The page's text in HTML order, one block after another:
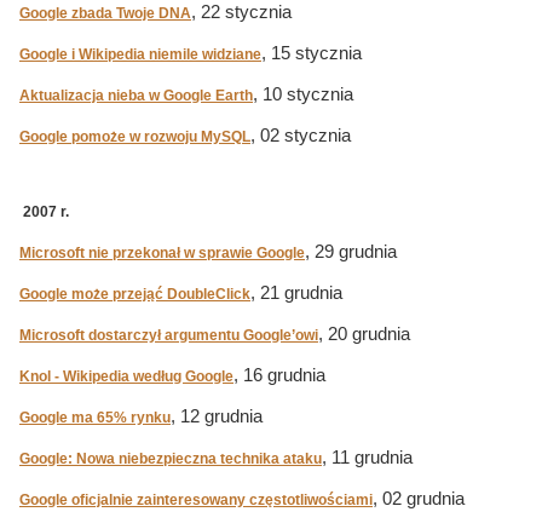
Google zbada Twoje DNA, 22 stycznia
Google i Wikipedia niemile widziane, 15 stycznia
Aktualizacja nieba w Google Earth, 10 stycznia
Google pomoże w rozwoju MySQL, 02 stycznia
2007 r.
Microsoft nie przekonał w sprawie Google, 29 grudnia
Google może przejąć DoubleClick, 21 grudnia
Microsoft dostarczył argumentu Google’owi, 20 grudnia
Knol - Wikipedia według Google, 16 grudnia
Google ma 65% rynku, 12 grudnia
Google: Nowa niebezpieczna technika ataku, 11 grudnia
Google oficjalnie zainteresowany częstotliwościami, 02 grudnia